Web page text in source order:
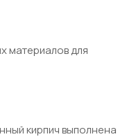
материалов для
кирпич выполнена